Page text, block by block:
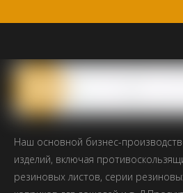
Наш основной бизнес-
изделий, включая
резиновых листов, серии